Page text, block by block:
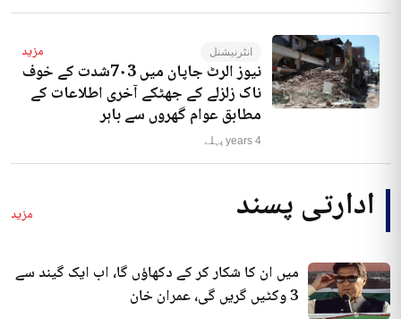
انٹرنیشنل مزید
نیوز الرٹ جاپان میں 7۰3شدت کے خوف
ناک زلزلے کے جھٹکے آخری اطلاعات کے
مطابق عوام گھروں سے باہر
4 years پہلے
ادارتی پسند مزید
میں ان کا شکار کر کے دکھاؤں گا، اب ایک گیند سے
3 وکٹیں گریں گی، عمران خان